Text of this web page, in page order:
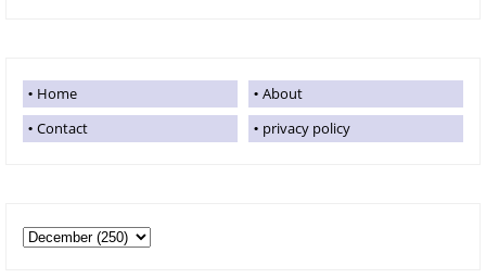
Home
About
Contact
privacy policy